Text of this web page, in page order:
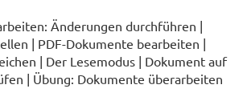
Änderungen durchführen |
| PDF-Dokumente bearbeiten |
| Der Lesemodus | Dokument auf
| Übung: Dokumente überarbeiten